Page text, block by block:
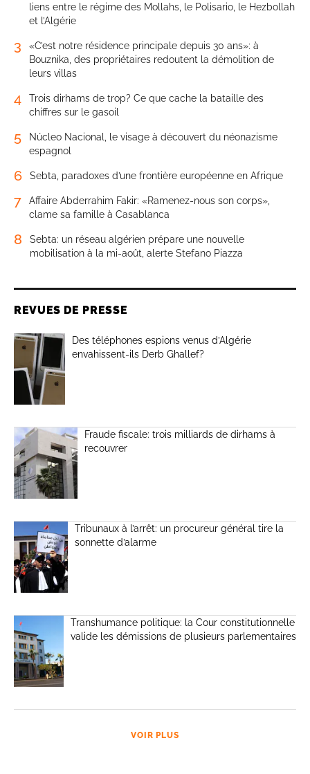
liens entre le régime des Mollahs, le Polisario, le Hezbollah
et l’Algérie
3
«C’est notre résidence principale depuis 30 ans»: à
Bouznika, des propriétaires redoutent la démolition de
leurs villas
4
Trois dirhams de trop? Ce que cache la bataille des
chiffres sur le gasoil
5
Núcleo Nacional, le visage à découvert du néonazisme
espagnol
6 Sebta, paradoxes d’une frontière européenne en Afrique
7
Affaire Abderrahim Fakir: «Ramenez-nous son corps»,
clame sa famille à Casablanca
8
Sebta: un réseau algérien prépare une nouvelle
mobilisation à la mi-août, alerte Stefano Piazza
REVUES DE PRESSE
Des téléphones espions venus d’Algérie
envahissent-ils Derb Ghallef?
Fraude fiscale: trois milliards de dirhams à
recouvrer
Tribunaux à l’arrêt: un procureur général tire la
sonnette d’alarme
Transhumance politique: la Cour constitutionnelle
valide les démissions de plusieurs parlementaires
VOIR PLUS